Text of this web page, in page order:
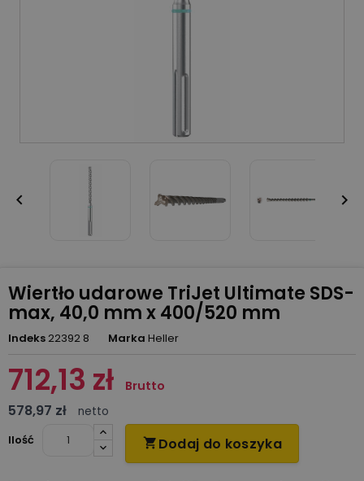
 
Wiertło udarowe TriJet Ultimate SDS-
max, 40,0 mm x 400/520 mm
Indeks 22392 8 Marka Heller
712,13 zł Brutto
578,97 zł
netto
Ilość
 Dodaj do koszyka